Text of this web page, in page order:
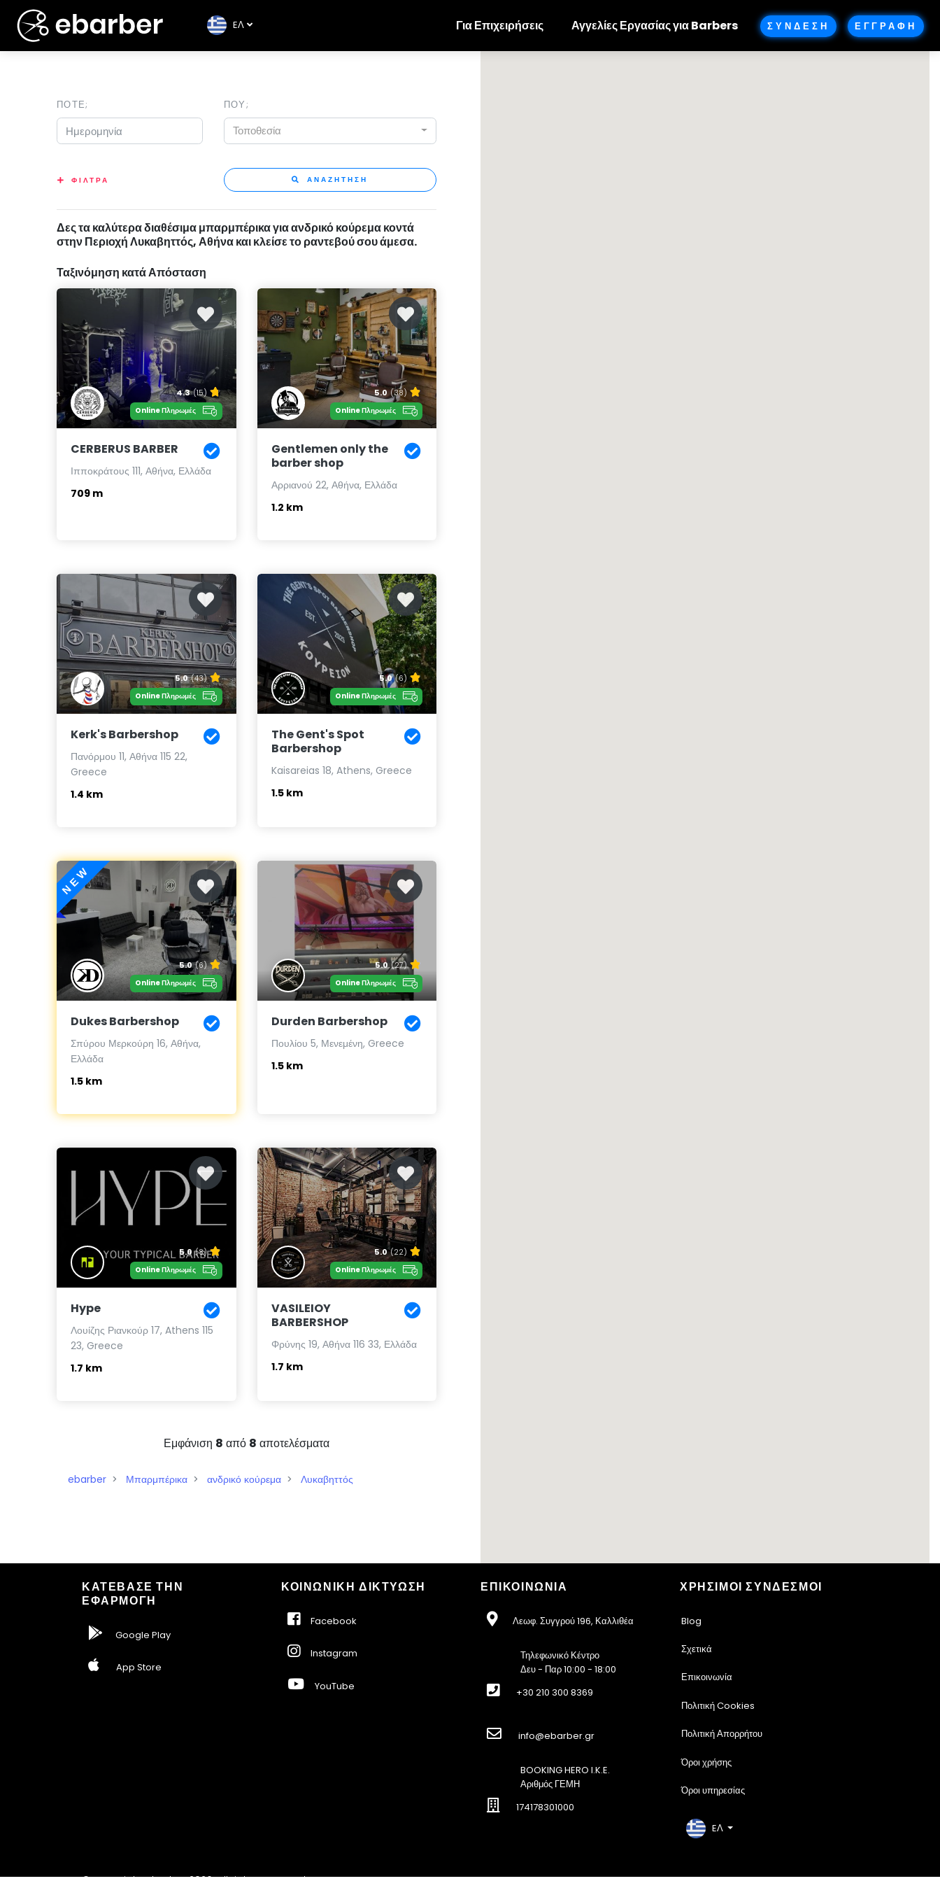
EΛ Για Επιχειρήσεις Αγγελίες Εργασίας για Barbers ΣΥΝΔΕΣΗ ΕΓΓΡΑΦΗ
ΠΟΤΕ; ΠΟΥ;
Τοποθεσία
ΦΙΛΤΡΑ ΑΝΑΖΗΤΗΣΗ
Δες τα καλύτερα διαθέσιμα μπαρμπέρικα για ανδρικό κούρεμα κοντά
στην Περιοχή Λυκαβηττός, Αθήνα και κλείσε το ραντεβού σου άμεσα.
Ταξινόμηση κατά Απόσταση
4.3 (15)
Online Πληρωμές
CERBERUS BARBER
Ιπποκράτους 111, Αθήνα, Ελλάδα
709 m
5.0 (38)
Online Πληρωμές
Gentlemen only the
barber shop
Αρριανού 22, Αθήνα, Ελλάδα
1.2 km
5.0 (43)
Online Πληρωμές
Kerk's Barbershop
Πανόρμου 11, Αθήνα 115 22,
Greece
1.4 km
5.0 (6)
Online Πληρωμές
The Gent's Spot
Barbershop
Kaisareias 18, Athens, Greece
1.5 km
NEW
5.0 (6)
Online Πληρωμές
Dukes Barbershop
Σπύρου Μερκούρη 16, Αθήνα,
Ελλάδα
1.5 km
5.0 (27)
Online Πληρωμές
Durden Barbershop
Πουλίου 5, Μενεμένη, Greece
1.5 km
5.0 (8)
Online Πληρωμές
Hype
Λουίζης Ριανκούρ 17, Athens 115
23, Greece
1.7 km
5.0 (22)
Online Πληρωμές
VASILEIOY
BARBERSHOP
Φρύνης 19, Αθήνα 116 33, Ελλάδα
1.7 km
Εμφάνιση 8 από 8 αποτελέσματα
ebarber Μπαρμπέρικα ανδρικό κούρεμα Λυκαβηττός
ΚΑΤΕΒΑΣΕ ΤΗΝ
ΕΦΑΡΜΟΓΗ
Google Play
App Store
ΚΟΙΝΩΝΙΚΗ ΔΙΚΤΥΩΣΗ
Facebook
Instagram
YouTube
ΕΠΙΚΟΙΝΩΝΙΑ
Λεωφ. Συγγρού 196, Καλλιθέα
Τηλεφωνικό Κέντρο
Δευ - Παρ 10:00 - 18:00
+30 210 300 8369
info@ebarber.gr
BOOKING HERO I.K.E.
Αριθμός ΓΕΜΗ
174178301000
ΧΡΗΣΙΜΟΙ ΣΥΝΔΕΣΜΟΙ
Blog
Σχετικά
Επικοινωνία
Πολιτική Cookies
Πολιτική Απορρήτου
Όροι χρήσης
Όροι υπηρεσίας
EΛ